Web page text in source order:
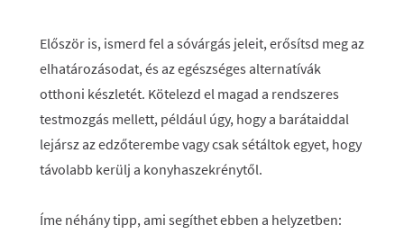
Először is, ismerd fel a sóvárgás jeleit, erősítsd meg az
elhatározásodat, és az egészséges alternatívák
otthoni készletét. Kötelezd el magad a rendszeres
testmozgás mellett, például úgy, hogy a barátaiddal
lejársz az edzőterembe vagy csak sétáltok egyet, hogy
távolabb kerülj a konyhaszekrénytől.
Íme néhány tipp, ami segíthet ebben a helyzetben: